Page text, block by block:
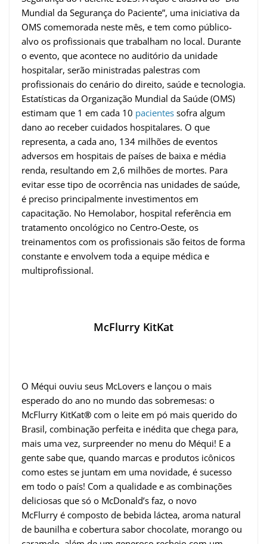
Mundial da Segurança do Paciente”, uma iniciativa da
OMS comemorada neste mês, e tem como público-
alvo os profissionais que trabalham no local. Durante
o evento, que acontece no auditório da unidade
hospitalar, serão ministradas palestras com
profissionais do cenário do direito, saúde e tecnologia.
Estatísticas da Organização Mundial da Saúde (OMS)
estimam que 1 em cada 10 pacientes sofra algum
dano ao receber cuidados hospitalares. O que
representa, a cada ano, 134 milhões de eventos
adversos em hospitais de países de baixa e média
renda, resultando em 2,6 milhões de mortes. Para
evitar esse tipo de ocorrência nas unidades de saúde,
é preciso principalmente investimentos em
capacitação. No Hemolabor, hospital referência em
tratamento oncológico no Centro-Oeste, os
treinamentos com os profissionais são feitos de forma
constante e envolvem toda a equipe médica e
multiprofissional.
McFlurry KitKat
O Méqui ouviu seus McLovers e lançou o mais
esperado do ano no mundo das sobremesas: o
McFlurry KitKat® com o leite em pó mais querido do
Brasil, combinação perfeita e inédita que chega para,
mais uma vez, surpreender no menu do Méqui! E a
gente sabe que, quando marcas e produtos icônicos
como estes se juntam em uma novidade, é sucesso
em todo o país! Com a qualidade e as combinações
deliciosas que só o McDonald’s faz, o novo
McFlurry é composto de bebida láctea, aroma natural
de baunilha e cobertura sabor chocolate, morango ou